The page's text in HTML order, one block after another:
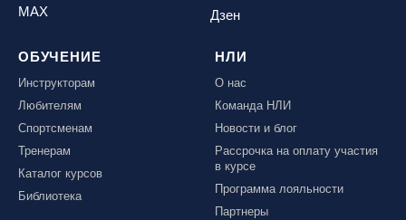
MAX Дзен
ОБУЧЕНИЕ
Инструкторам
Любителям
Спортсменам
Тренерам
Каталог курсов
Библиотека
НЛИ
О нас
Команда НЛИ
Новости и блог
Рассрочка на оплату участия
в курсе
Программа лояльности
Партнеры